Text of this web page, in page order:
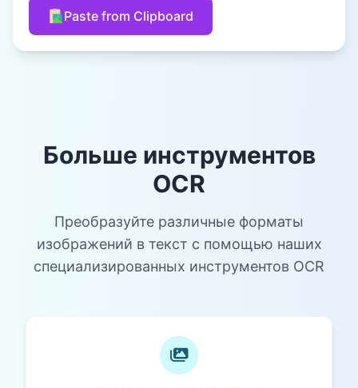
Paste from Clipboard
Больше инструментов
OCR
Преобразуйте различные форматы
изображений в текст с помощью наших
специализированных инструментов OCR